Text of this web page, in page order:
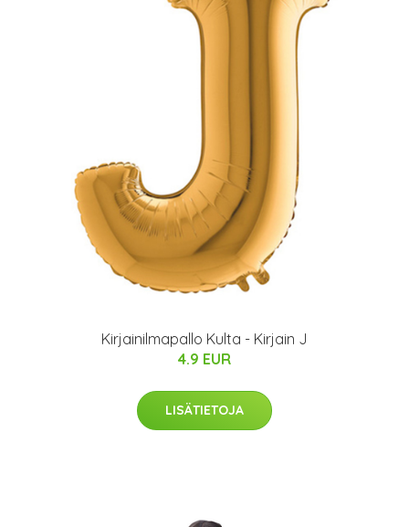
Kirjainilmapallo Kulta - Kirjain J
4.9 EUR
LISÄTIETOJA